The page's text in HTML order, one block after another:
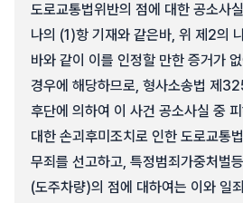
도로교통법위반의 점에 대한 공소사
나의 (1)항 기재와 같은바, 위 제2의
바와 같이 이를 인정할 만한 증거가
경우에 해당하므로, 형사소송법 제
후단에 의하여 이 사건 공소사실 중
대한 손괴후미조치로 인한 도로교통
무죄를 선고하고, 특정범죄가중처벌
(도주차량)의 점에 대하여는 이와 일